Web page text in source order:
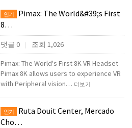
인기
Pimax: The World&#39;s First
8…
댓글 0 조회 1,026
Pimax: The World's First 8K VR Headset
Pimax 8K allows users to experience VR
with Peripheral vision… 더보기
인기
Ruta Douit Center, Mercado
Cho…